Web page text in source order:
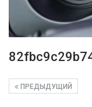
ПРЕДЫДУЩИЙ